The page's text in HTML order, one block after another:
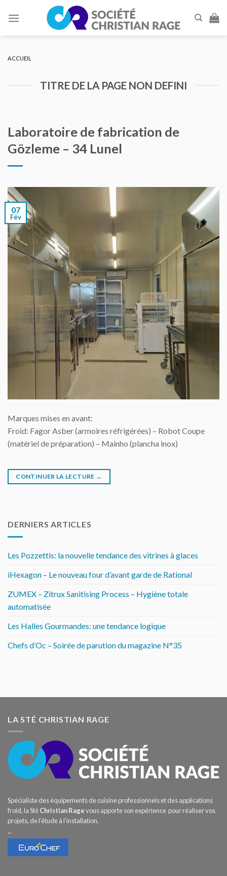
ACCUEIL
TITRE DE LA PAGE NON DEFINI
Laboratoire de fabrication de
Gözleme – 34 Lunel
07
Fév
Marques mises en avant:
Froid: Fagor Asber (armoires réfrigérées) – Robot Coupe
(matériel de préparation) – Mainho (plancha inox)
CONTINUER LA LECTURE →
DERNIERS ARTICLES
Les Pozzettis: la nouvelle tendance des vitrines à glaces
iHexagon – Le nouveau four d’avant garde de Rational
ZUMEX – Zitrux Sanitising Process – Hygiène totale
automatisée
Les Halles Gourmandes: une tendance logique
Chefs d’Oc – Soirée de parution du magazine N°35
LA STÉ CHRISTIAN RAGE
Spécialiste des équipements de cuisine professionnels et des applications
froid, la StéChristian Ragevous apporte son expérience pour réaliser vos
projets, de l’étude à l’installation.
–